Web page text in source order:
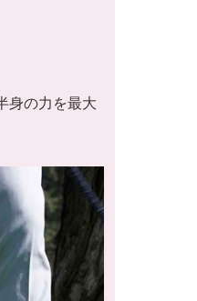
身の力を最大